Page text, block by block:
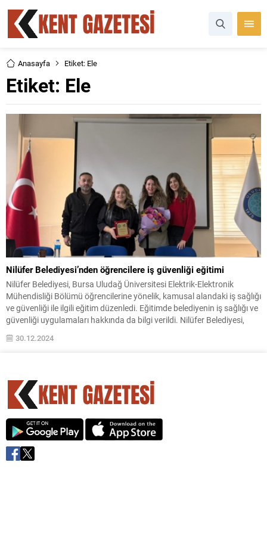
Anasayfa Etiket: Ele
Etiket: Ele
Nilüfer Belediyesi’nden öğrencilere iş güvenliği eğitimi
Nilüfer Belediyesi, Bursa Uludağ Üniversitesi Elektrik-Elektronik
Mühendisliği Bölümü öğrencilerine yönelik, kamusal alandaki iş sağlığı
ve güvenliği ile ilgili eğitim düzenledi. Eğitimde belediyenin iş sağlığı ve
güvenliği uygulamaları hakkında da bilgi verildi. Nilüfer Belediyesi,
programı düzenledi. Program kapsamında Nilüfer Belediyesi
30.12.2024